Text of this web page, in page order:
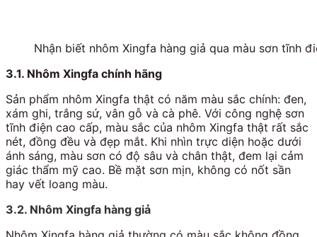
Nhận biết nhôm Xingfa hàng giả qua màu sơn tĩnh
3.1. Nhôm Xingfa chính hãng
Sản phẩm nhôm Xingfa thật có năm màu sắc chính: đen,
xám ghi, trắng sứ, vân gỗ và cà phê. Với công nghệ sơn
tĩnh điện cao cấp, màu sắc của nhôm Xingfa thật rất sắc
nét, đồng đều và đẹp mắt. Khi nhìn trực diện hoặc dưới
ánh sáng, màu sơn có độ sâu và chân thật, đem lại cảm
giác thẩm mỹ cao. Bề mặt sơn mịn, không có nốt sần
hay vết loang màu.
3.2. Nhôm Xingfa hàng giả